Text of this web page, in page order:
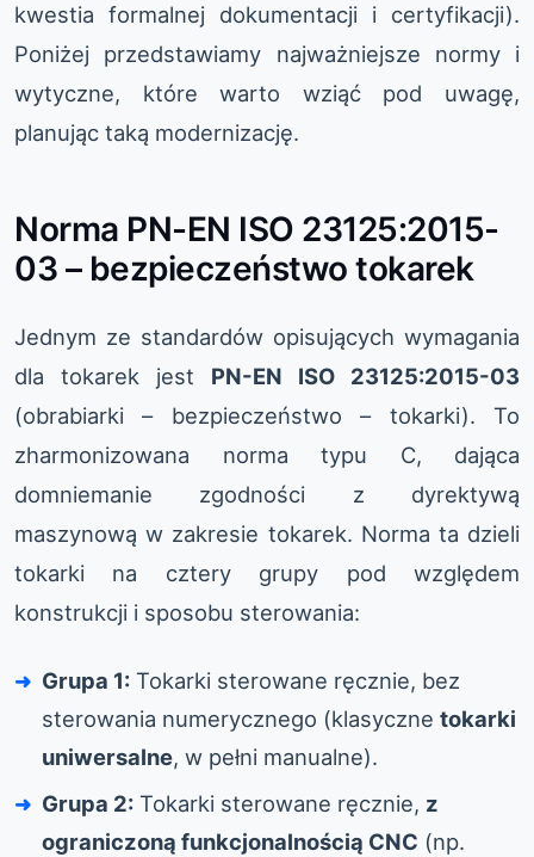
kwestia formalnej dokumentacji i certyfikacji).
Poniżej przedstawiamy najważniejsze normy i
wytyczne, które warto wziąć pod uwagę,
planując taką modernizację.
Norma PN-EN ISO 23125:2015-
03 – bezpieczeństwo tokarek
Jednym ze standardów opisujących wymagania
dla tokarek jest PN-EN ISO 23125:2015-03
(obrabiarki – bezpieczeństwo – tokarki). To
zharmonizowana norma typu C, dająca
domniemanie zgodności z dyrektywą
maszynową w zakresie tokarek. Norma ta dzieli
tokarki na cztery grupy pod względem
konstrukcji i sposobu sterowania:
Grupa 1: Tokarki sterowane ręcznie, bez
sterowania numerycznego (klasycznetokarki
uniwersalne, w pełni manualne).
Grupa 2: Tokarki sterowane ręcznie, z
ograniczoną funkcjonalnością CNC (np.